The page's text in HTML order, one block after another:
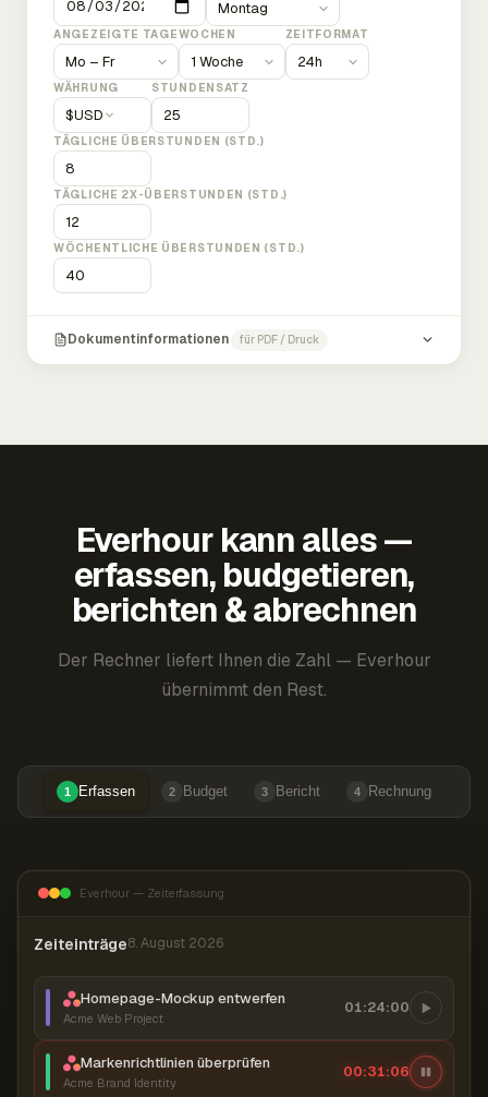
ANGEZEIGTE TAGEWOCHEN ZEITFORMAT
WÄHRUNG
$USD
STUNDENSATZ
TÄGLICHE ÜBERSTUNDEN (STD.)
TÄGLICHE 2X-ÜBERSTUNDEN (STD.)
WÖCHENTLICHE ÜBERSTUNDEN (STD.)
Dokumentinformationen für PDF / Druck
Everhour kann alles —
erfassen, budgetieren,
berichten & abrechnen
Der Rechner liefert Ihnen die Zahl — Everhour
übernimmt den Rest.
1 Erfassen 2 Budget 3 Bericht 4 Rechnung
Everhour — Zeiterfassung
Zeiteinträge8. August 2026
Homepage-Mockup entwerfen
Acme Web Project
01:24:00
Markenrichtlinien überprüfen
Acme Brand Identity
00:31:06